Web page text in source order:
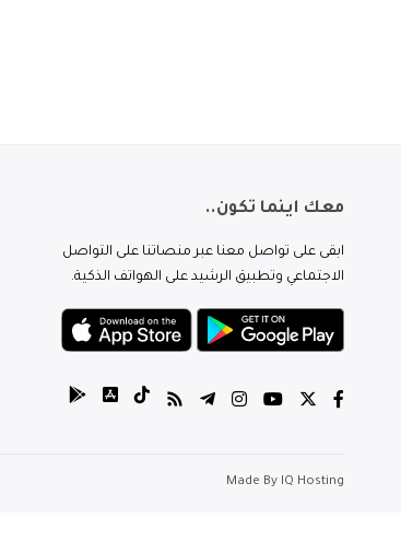
معك اينما تكون..
ابقى على تواصل معنا عبر منصاتنا على التواصل
الاجتماعي وتطبيق الرشيد على الهواتف الذكية.
Made By IQ Hosting